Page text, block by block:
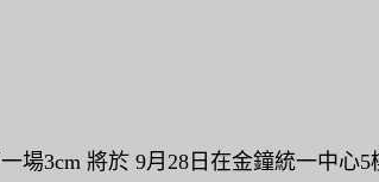
場3cm 將於 9月28日在金鐘統一中心